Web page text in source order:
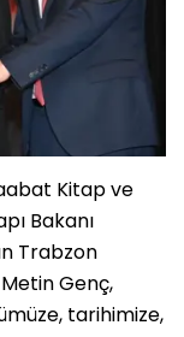
Kitap ve
Bakanı
Trabzon
Genç,
tarihimize,